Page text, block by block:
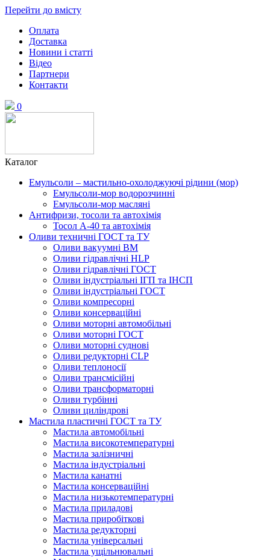
Перейти до вмісту
Оплата
Доставка
Новини і статті
Відео
Партнери
Контакти
0
Каталог
Емульсоли – мастильно-охолоджуючі рідини (мор)
Емульсоли-мор водорозчинні
Емульсоли-мор масляні
Антифризи, тосоли та автохімія
Тосол А-40 та автохімія
Оливи техничні ГОСТ та ТУ
Оливи вакуумні ВМ
Оливи гідравлічні HLP
Оливи гідравлічні ГОСТ
Оливи індустріальні ІГП та ІНСП
Оливи індустріальні ГОСТ
Оливи компресорні
Оливи консерваційні
Оливи моторні автомобільні
Оливи моторні ГОСТ
Оливи моторні суднові
Оливи редукторні CLP
Оливи теплоносії
Оливи трансмісійні
Оливи трансформаторні
Оливи турбінні
Оливи циліндрові
Мастила пластичні ГОСТ та ТУ
Мастила автомобільні
Мастила високотемпературні
Мастила залізничні
Мастила індустріальні
Мастила канатні
Мастила консерваційні
Мастила низькотемпературні
Мастила приладові
Мастила приробіткові
Мастила редукторні
Мастила універсальні
Мастила ущільнювальні